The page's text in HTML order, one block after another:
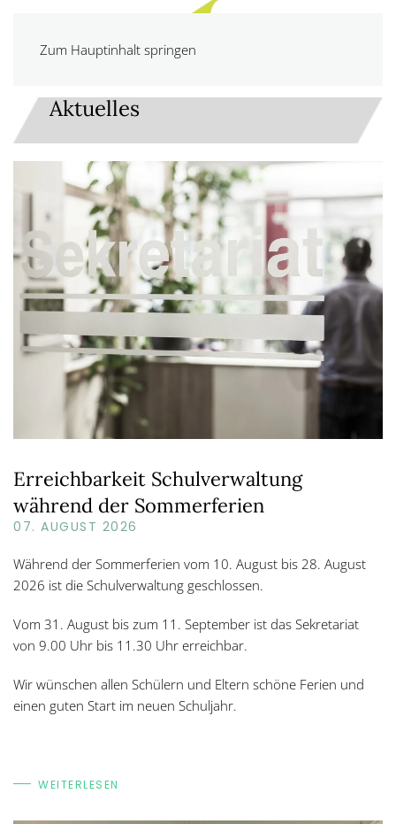
Zum Hauptinhalt springen
Aktuelles
Erreichbarkeit Schulverwaltung
während der Sommerferien
07. AUGUST 2026
Während der Sommerferien vom 10. August bis 28. August
2026 ist die Schulverwaltung geschlossen.
Vom 31. August bis zum 11. September ist das Sekretariat
von 9.00 Uhr bis 11.30 Uhr erreichbar.
Wir wünschen allen Schülern und Eltern schöne Ferien und
einen guten Start im neuen Schuljahr.
WEITERLESEN